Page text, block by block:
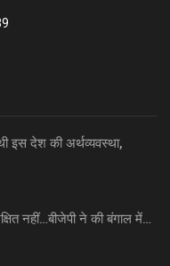
इस देश की अर्थव्यवस्था,
नहीं…बीजेपी ने की बंगाल में…